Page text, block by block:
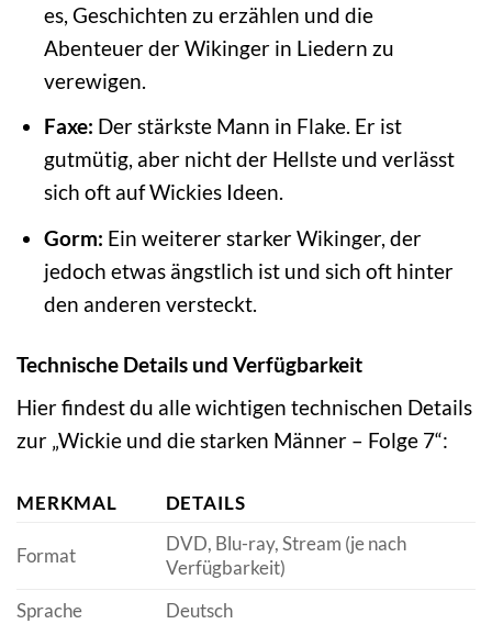
es, Geschichten zu erzählen und die
Abenteuer der Wikinger in Liedern zu
verewigen.
Faxe: Der stärkste Mann in Flake. Er ist
gutmütig, aber nicht der Hellste und verlässt
sich oft auf Wickies Ideen.
Gorm: Ein weiterer starker Wikinger, der
jedoch etwas ängstlich ist und sich oft hinter
den anderen versteckt.
Technische Details und Verfügbarkeit
Hier findest du alle wichtigen technischen Details
zur „Wickie und die starken Männer – Folge 7“:
MERKMAL DETAILS
Format
DVD, Blu-ray, Stream (je nach
Verfügbarkeit)
Sprache
Deutsch